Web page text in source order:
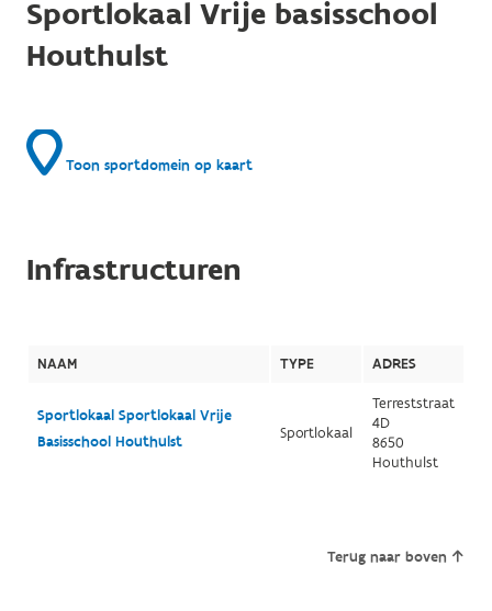
Sportlokaal Vrije basisschool
Houthulst
Toon sportdomein op kaart
Infrastructuren
NAAM TYPE ADRES
Sportlokaal Sportlokaal Vrije
Basisschool Houthulst
Sportlokaal
Terreststraat
4D
8650
Houthulst
Terug naar boven